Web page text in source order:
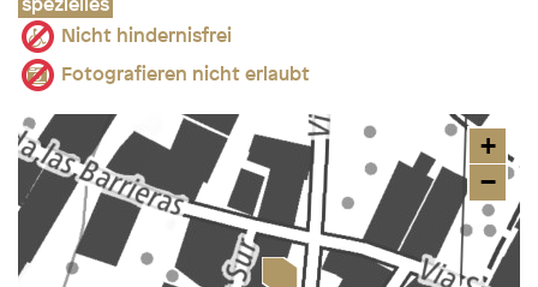
Nicht hindernisfrei
Fotografieren nicht erlaubt
+
−